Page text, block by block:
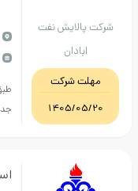
پالایش نفت
مهلت شرکت
1405/05/20
نفت
طبق شرح
جداگانه